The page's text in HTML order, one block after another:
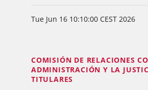
Tue Jun 16 10:10:00 CEST 2026
COMISIÓN DE RELACIONES
ADMINISTRACIÓN Y LA
TITULARES